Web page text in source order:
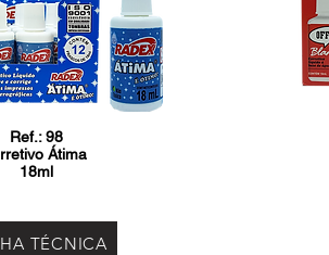
Ref.: 98
Átima
18ml
TÉCNICA